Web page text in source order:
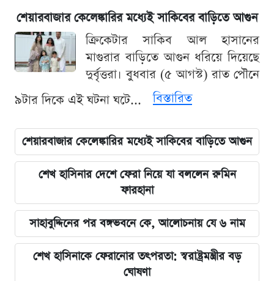
শেয়ারবাজার কেলেঙ্কারির মধ্যেই সাকিবের বাড়িতে আগুন
ক্রিকেটার সাকিব আল হাসানের
মাগুরার বাড়িতে আগুন ধরিয়ে দিয়েছে
দুর্বৃত্তরা। বুধবার (৫ আগস্ট) রাত পৌনে
৯টার দিকে এই ঘটনা ঘটে...
বিস্তারিত
শেয়ারবাজার কেলেঙ্কারির মধ্যেই সাকিবের বাড়িতে আগুন
শেখ হাসিনার দেশে ফেরা নিয়ে যা বললেন রুমিন
ফারহানা
সাহাবুদ্দিনের পর বঙ্গভবনে কে, আলোচনায় যে ৬ নাম
শেখ হাসিনাকে ফেরানোর তৎপরতা: স্বরাষ্ট্রমন্ত্রীর বড়
ঘোষণা